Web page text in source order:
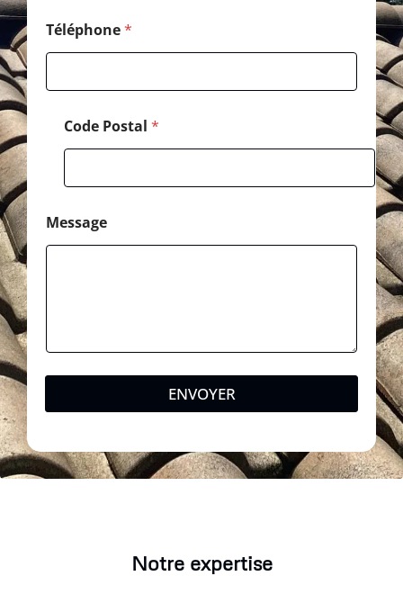
l
*
Téléphone*
Code Postal *
Message
ENVOYER
Notre expertise